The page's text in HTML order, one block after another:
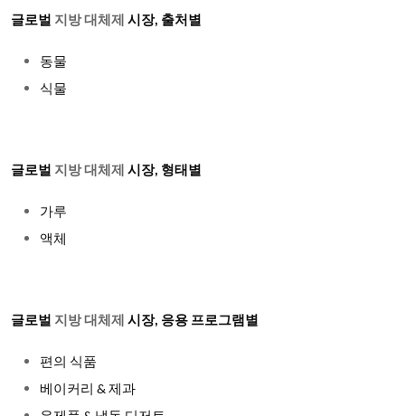
글로벌 지방 대체제 시장, 출처별
동물
식물
글로벌 지방 대체제 시장, 형태별
가루
액체
글로벌 지방 대체제 시장, 응용 프로그램별
편의 식품
베이커리 & 제과